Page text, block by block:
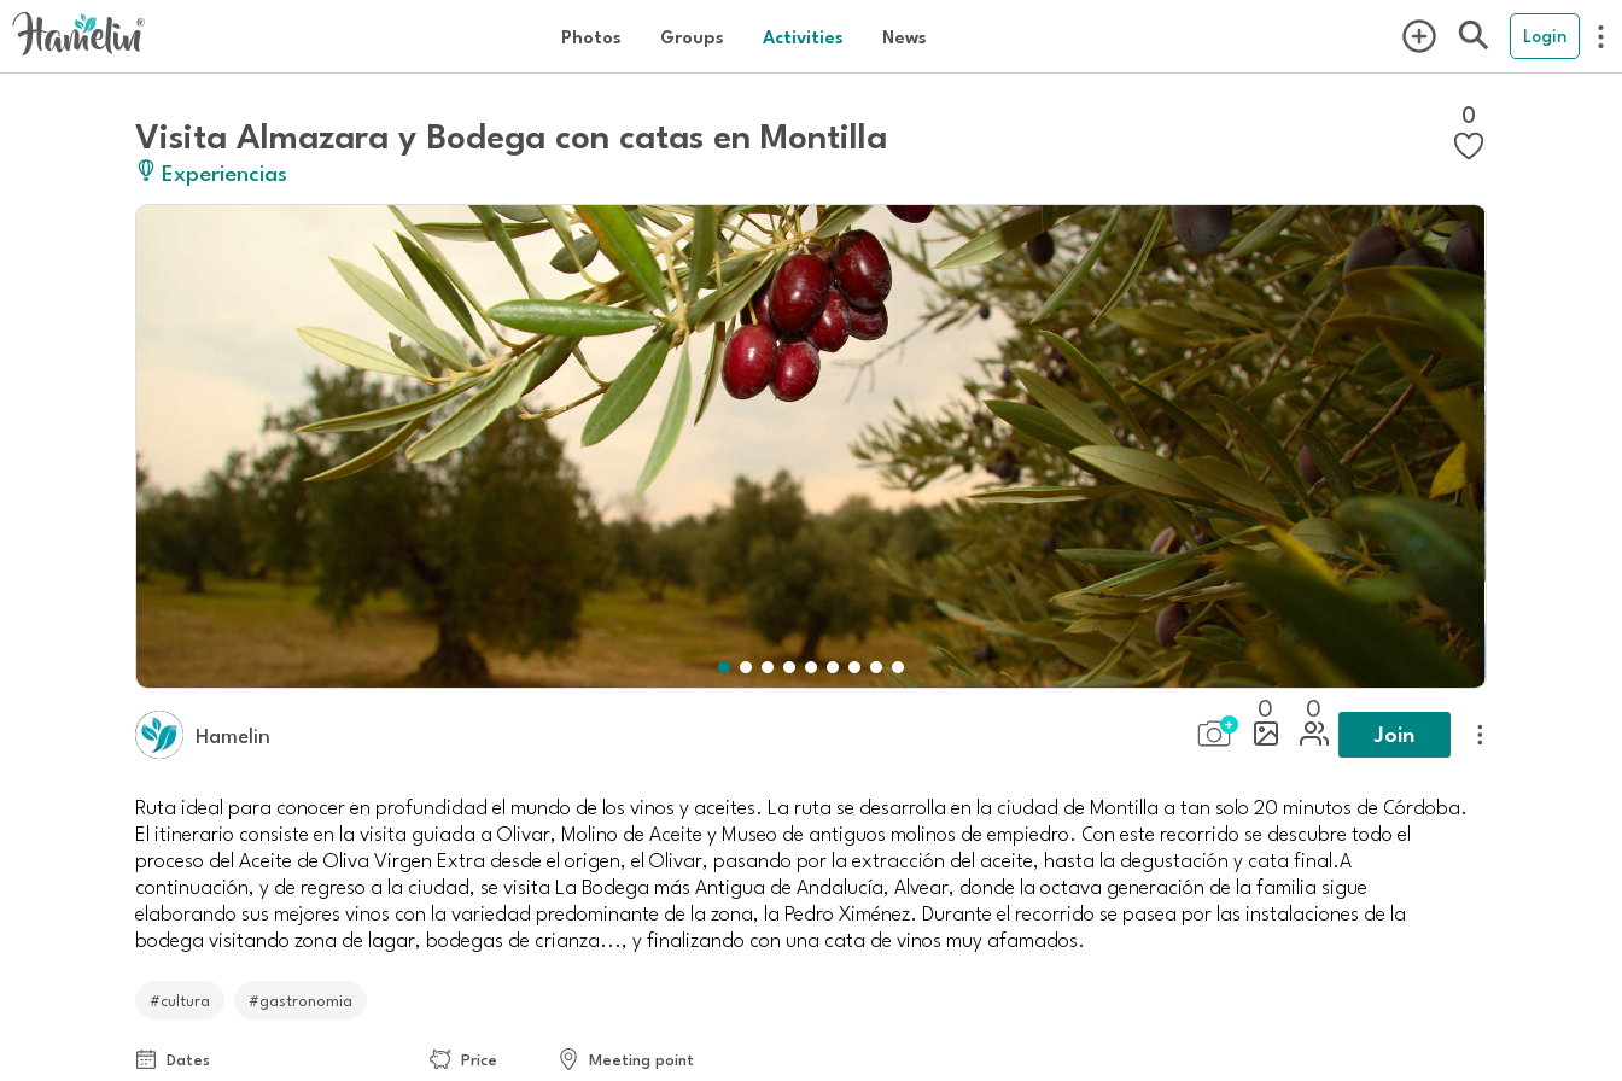
Photos Groups Activities News Login
Visita Almazara y Bodega con catas en Montilla
Experiencias
0
Hamelin
0 0
Join
Ruta ideal para conocer en profundidad el mundo de los vinos y aceites. La ruta se desarrolla en la ciudad de Montilla a tan solo 20 minutos de Córdoba.
El itinerario consiste en la visita guiada a Olivar, Molino de Aceite y Museo de antiguos molinos de empiedro. Con este recorrido se descubre todo el
proceso del Aceite de Oliva Virgen Extra desde el origen, el Olivar, pasando por la extracción del aceite, hasta la degustación y cata final.A
continuación, y de regreso a la ciudad, se visita La Bodega más Antigua de Andalucía, Alvear, donde la octava generación de la familia sigue
elaborando sus mejores vinos con la variedad predominante de la zona, la Pedro Ximénez. Durante el recorrido se pasea por las instalaciones de la
bodega visitando zona de lagar, bodegas de crianza..., y finalizando con una cata de vinos muy afamados.
#cultura #gastronomia
Dates Price Meeting point